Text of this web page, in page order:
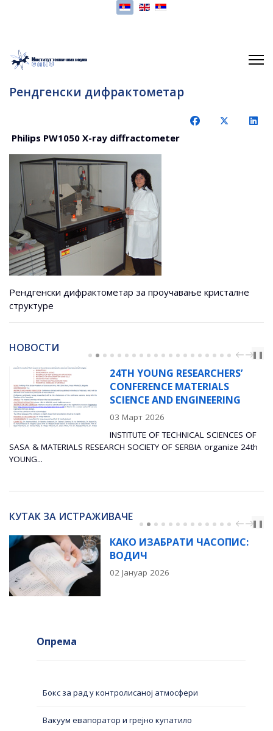
Изаберите ваш језик
Рендгенски дифрактометар
Philips PW1050 X-ray diffractometer
Рендгенски дифрактометар за проучавање кристалне
структуре
НОВОСТИ
PREVNEXT
❚❚
24TH YOUNG RESEARCHERS’
CONFERENCE MATERIALS
SCIENCE AND ENGINEERING
03 Март 2026
INSTITUTE OF TECHNICAL SCIENCES OF
SOCIETY OF SERBIA organize 24th
КУТАК ЗА ИСТРАЖИВАЧЕ
PREVNEXT
❚❚
КАКО ИЗАБРАТИ ЧАСОПИС:
ВОДИЧ
02 Јануар 2026
Опрема
Бокс за рад у контролисаној атмосфери
Вакуум евапоратор и грејно купатило